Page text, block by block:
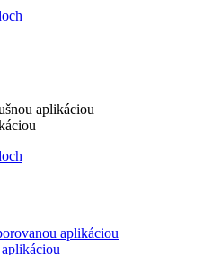
aplikáciou
aplikáciou